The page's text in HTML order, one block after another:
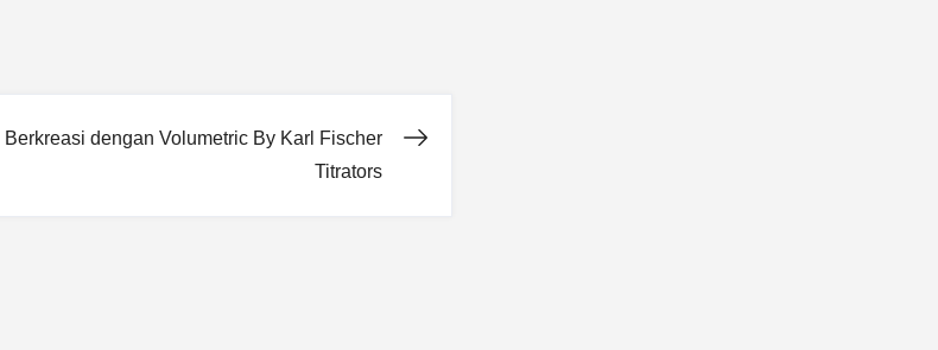
Berkreasi dengan Volumetric By Karl Fischer
Titrators